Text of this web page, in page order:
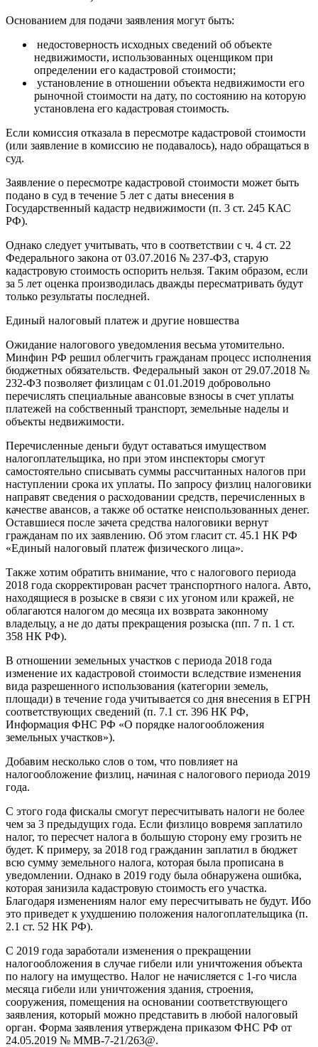
Основанием для подачи заявления могут быть:
недостоверность исходных сведений об объекте
недвижимости, использованных оценщиком при
определении его кадастровой стоимости;
установление в отношении объекта недвижимости его
рыночной стоимости на дату, по состоянию на которую
установлена его кадастровая стоимость.
Если комиссия отказала в пересмотре кадастровой стоимости
(или заявление в комиссию не подавалось), надо обращаться в
суд.
Заявление о пересмотре кадастровой стоимости может быть
подано в суд в течение 5 лет с даты внесения в
Государственный кадастр недвижимости (п. 3 ст. 245 КАС
РФ).
Однако следует учитывать, что в соответствии с ч. 4 ст. 22
Федерального закона от 03.07.2016 № 237-ФЗ, старую
кадастровую стоимость оспорить нельзя. Таким образом, если
за 5 лет оценка производилась дважды пересматривать будут
только результаты последней.
Единый налоговый платеж и другие новшества
Ожидание налогового уведомления весьма утомительно.
Минфин РФ решил облегчить гражданам процесс исполнения
бюджетных обязательств. Федеральный закон от 29.07.2018 №
232-ФЗ позволяет физлицам с 01.01.2019 добровольно
перечислять специальные авансовые взносы в счет уплаты
платежей на собственный транспорт, земельные наделы и
объекты недвижимости.
Перечисленные деньги будут оставаться имуществом
налогоплательщика, но при этом инспекторы смогут
самостоятельно списывать суммы рассчитанных налогов при
наступлении срока их уплаты. По запросу физлиц налоговики
направят сведения о расходовании средств, перечисленных в
качестве авансов, а также об остатке неиспользованных денег.
Оставшиеся после зачета средства налоговики вернут
гражданам по их заявлению. Об этом гласит ст. 45.1 НК РФ
«Единый налоговый платеж физического лица».
Также хотим обратить внимание, что с налогового периода
2018 года скорректирован расчет транспортного налога. Авто,
находящиеся в розыске в связи с их угоном или кражей, не
облагаются налогом до месяца их возврата законному
владельцу, а не до даты прекращения розыска (пп. 7 п. 1 ст.
358 НК РФ).
В отношении земельных участков с периода 2018 года
изменение их кадастровой стоимости вследствие изменения
вида разрешенного использования (категории земель,
площади) в течение года учитывается со дня внесения в ЕГРН
соответствующих сведений (п. 7.1 ст. 396 НК РФ,
Информация ФНС РФ «О порядке налогообложения
земельных участков»).
Добавим несколько слов о том, что повлияет на
налогообложение физлиц, начиная с налогового периода 2019
года.
С этого года фискалы смогут пересчитывать налоги не более
чем за 3 предыдущих года. Если физлицо вовремя заплатило
налог, то пересчет налога в большую сторону ему грозить не
будет. К примеру, за 2018 год гражданин заплатил в бюджет
всю сумму земельного налога, которая была прописана в
уведомлении. Однако в 2019 году была обнаружена ошибка,
которая занизила кадастровую стоимость его участка.
Благодаря изменениям налог ему пересчитывать не будут. Ибо
это приведет к ухудшению положения налогоплательщика (п.
2.1 ст. 52 НК РФ).
С 2019 года заработали изменения о прекращении
налогообложения в случае гибели или уничтожения объекта
по налогу на имущество. Налог не начисляется с 1-го числа
месяца гибели или уничтожения здания, строения,
сооружения, помещения на основании соответствующего
заявления, который можно представить в любой налоговый
орган. Форма заявления утверждена приказом ФНС РФ от
24.05.2019 № ММВ-7-21/263@.